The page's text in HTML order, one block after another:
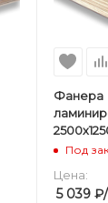
Фанера
Под
Цена:
5 039₽